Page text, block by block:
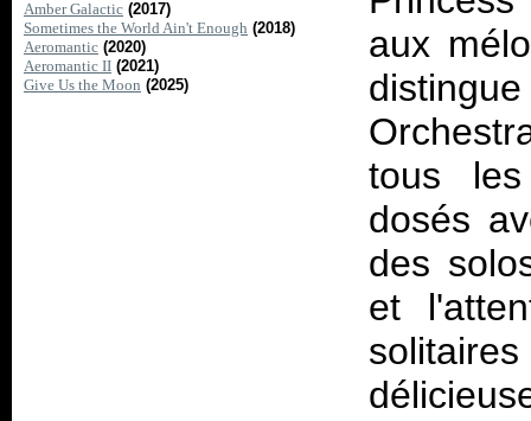
Amber Galactic (2017)
Sometimes the World Ain't Enough (2018)
Aeromantic (2020)
Aeromantic II (2021)
Give Us the Moon (2025)
aux
tous
dosés
des
et